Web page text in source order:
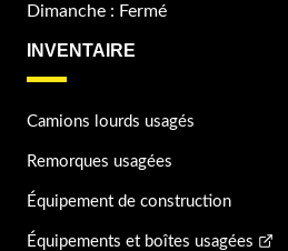
Dimanche : Fermé
INVENTAIRE
Camions lourds usagés
Remorques usagées
Équipement de construction
Équipements et boîtes usagées